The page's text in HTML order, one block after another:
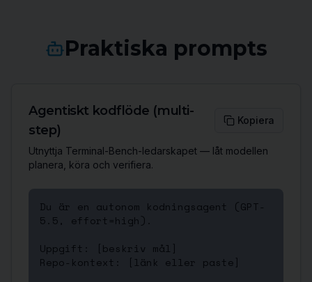
Praktiska prompts
Agentiskt kodflöde (multi-
step)
Kopiera
Utnyttja Terminal-Bench-ledarskapet — låt modellen
planera, köra och verifiera.
Du är en autonom kodningsagent (GPT-
5.5, effort=high).
Uppgift: [beskriv mål]
Repo-kontext: [länk eller paste]